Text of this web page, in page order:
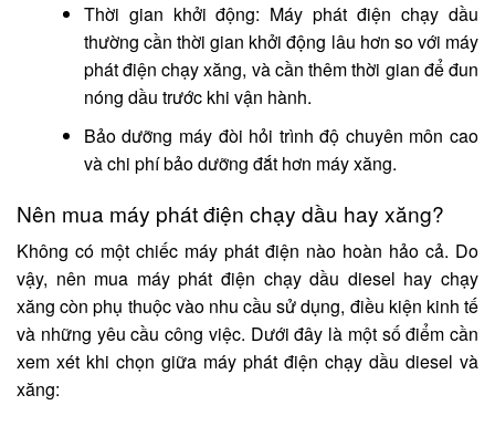
Thời gian khởi động: Máy phát điện chạy dầu
thường cần thời gian khởi động lâu hơn so với máy
phát điện chạy xăng, và cần thêm thời gian để đun
nóng dầu trước khi vận hành.
Bảo dưỡng máy đòi hỏi trình độ chuyên môn cao
và chi phí bảo dưỡng đắt hơn máy xăng.
Nên mua máy phát điện chạy dầu hay xăng?
Không có một chiếc máy phát điện nào hoàn hảo cả. Do
vậy, nên mua máy phát điện chạy dầu diesel hay chạy
xăng còn phụ thuộc vào nhu cầu sử dụng, điều kiện kinh tế
và những yêu cầu công việc. Dưới đây là một số điểm cần
xem xét khi chọn giữa máy phát điện chạy dầu diesel và
xăng: